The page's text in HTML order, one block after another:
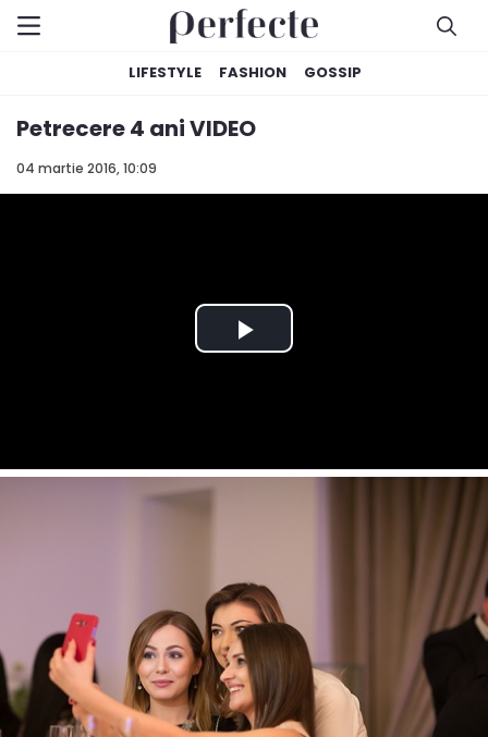
LIFESTYLE FASHION GOSSIP
04 martie 2016, 10:09
Petrecere 4 ani VIDEO